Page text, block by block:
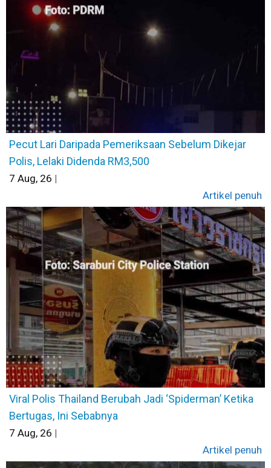
Pecut Lari Daripada Pemeriksaan Sebelum Dikejar
Polis, Lelaki Didenda RM3,500
7 Aug, 26 |
Artikel penuh
Viral Polis Thailand Berubah Jadi ‘Spiderman’ Ketika
Bertugas, Ini Sebabnya
7 Aug, 26 |
Artikel penuh